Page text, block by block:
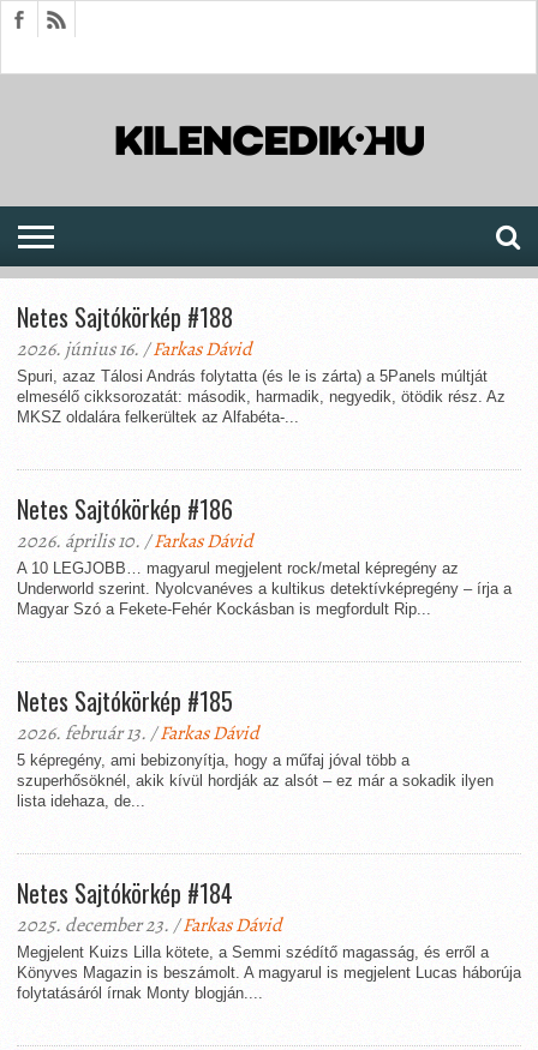
Netes Sajtókörkép #188
2026. június 16. /Farkas Dávid
Spuri, azaz Tálosi András folytatta (és le is zárta) a 5Panels múltját
elmesélő cikksorozatát: második, harmadik, negyedik, ötödik rész. Az
MKSZ oldalára felkerültek az Alfabéta-...
Netes Sajtókörkép #186
2026. április 10. /Farkas Dávid
A 10 LEGJOBB… magyarul megjelent rock/metal képregény az
Underworld szerint. Nyolcvanéves a kultikus detektívképregény – írja a
Magyar Szó a Fekete-Fehér Kockásban is megfordult Rip...
Netes Sajtókörkép #185
2026. február 13. /Farkas Dávid
5 képregény, ami bebizonyítja, hogy a műfaj jóval több a
szuperhősöknél, akik kívül hordják az alsót – ez már a sokadik ilyen
lista idehaza, de...
Netes Sajtókörkép #184
2025. december 23. /Farkas Dávid
Megjelent Kuizs Lilla kötete, a Semmi szédítő magasság, és erről a
Könyves Magazin is beszámolt. A magyarul is megjelent Lucas háborúja
folytatásáról írnak Monty blogján....